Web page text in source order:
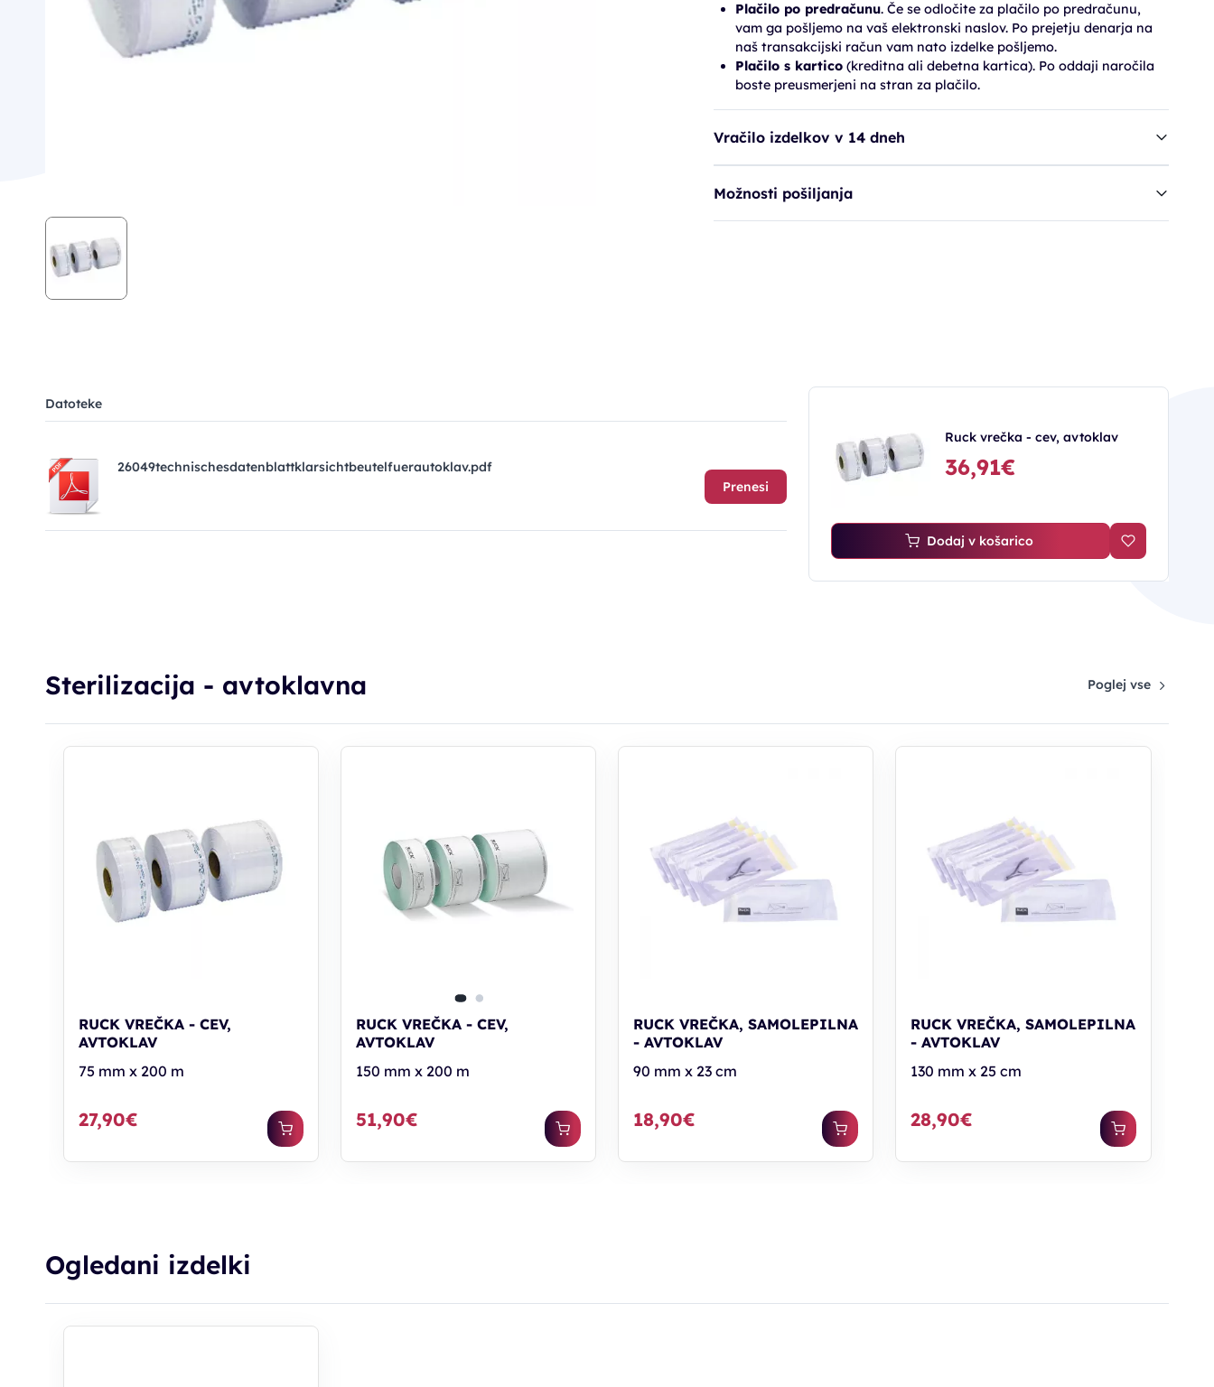
Plačilo po predračunu. Če se odločite za plačilo po predračunu,
vam ga pošljemo na vaš elektronski naslov. Po prejetju denarja na
naš transakcijski račun vam nato izdelke pošljemo.
Plačilo s kartico(kreditna ali debetna kartica). Po oddaji naročila
boste preusmerjeni na stran za plačilo.
Vračilo izdelkov v 14 dneh
Možnosti pošiljanja
Datoteke
26049technischesdatenblattklarsichtbeutelfuerautoklav.pdf
Prenesi
Ruck vrečka - cev, avtoklav
36,91€
Dodaj v košarico
Sterilizacija - avtoklavna Poglej vse
RUCK VREČKA - CEV,
AVTOKLAV
75 mm x 200 m
27,90€
RUCK VREČKA - CEV,
AVTOKLAV
150 mm x 200 m
51,90€
RUCK VREČKA, SAMOLEPILNA
- AVTOKLAV
90 mm x 23 cm
18,90€
RUCK VREČKA, SAMOLEPILNA
- AVTOKLAV
130 mm x 25 cm
28,90€
Ogledani izdelki